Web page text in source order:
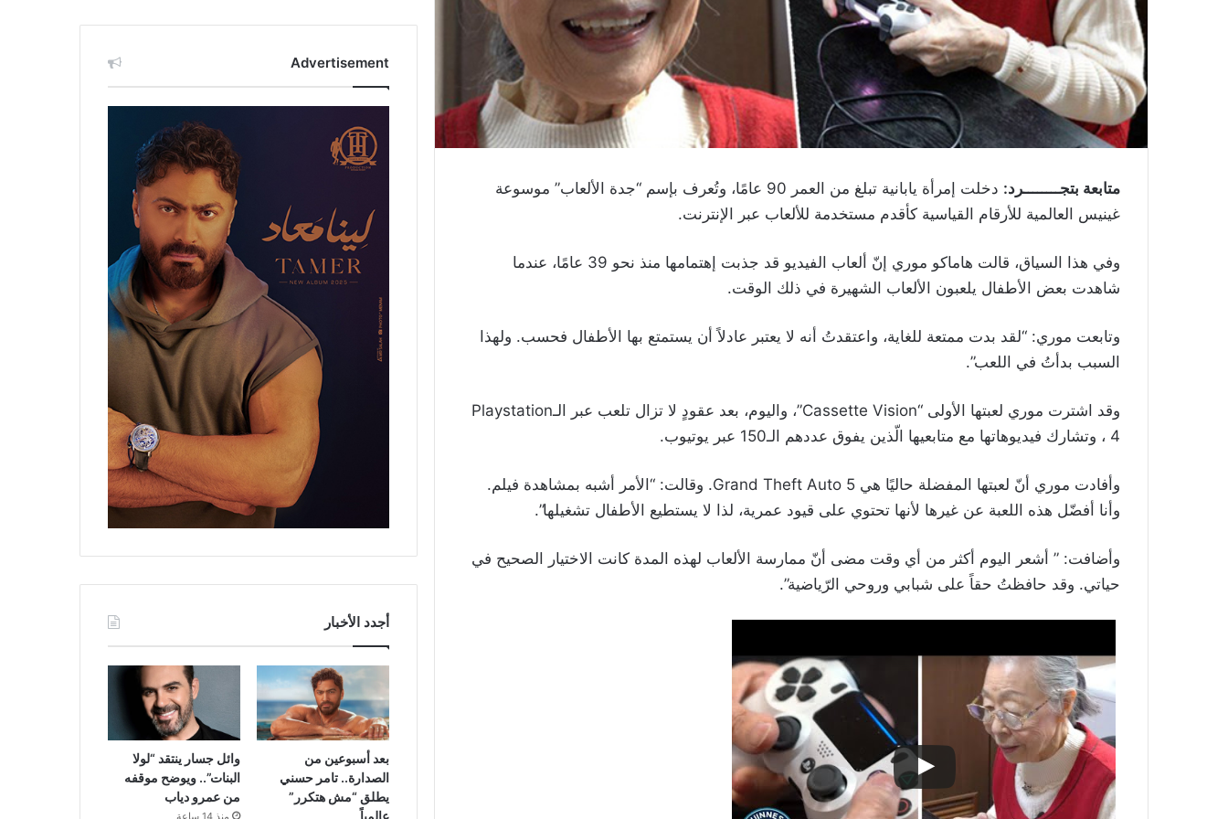
متابعة بتجــــــــرد:
دخلت إمرأة يابانية تبلغ من العمر 90 عامًا، وتُعرف بإسم “جدة الألعاب” موسوعة
غينيس العالمية للأرقام القياسية كأقدم مستخدمة للألعاب عبر الإنترنت.
وفي هذا السياق، قالت هاماكو موري إنّ ألعاب الفيديو قد جذبت إهتمامها منذ نحو 39 عامًا، عندما
شاهدت بعض الأطفال يلعبون الألعاب الشهيرة في ذلك الوقت.
وتابعت موري: “لقد بدت ممتعة للغاية، واعتقدتُ أنه لا يعتبر عادلاً أن يستمتع بها الأطفال فحسب. ولهذا
السبب بدأتُ في اللعب”.
وقد اشترت موري لعبتها الأولى “Cassette Vision”، واليوم، بعد عقودٍ لا تزال تلعب عبر الـPlaystation
4 ، وتشارك فيديوهاتها مع متابعيها الّذين يفوق عددهم الـ150 عبر يوتيوب.
وأفادت موري أنّ لعبتها المفضلة حاليًا هي Grand Theft Auto 5. وقالت: “الأمر أشبه بمشاهدة فيلم.
وأنا أفضّل هذه اللعبة عن غيرها لأنها تحتوي على قيود عمرية، لذا لا يستطيع الأطفال تشغيلها”.
وأضافت: ” أشعر اليوم أكثر من أي وقت مضى أنّ ممارسة الألعاب لهذه المدة كانت الاختيار الصحيح في
حياتي. وقد حافظتُ حقاً على شبابي وروحي الرّياضية”.
Advertisement
أجدد الأخبار
بعد أسبوعين من
الصدارة.. تامر حسني
يطلق “مش هتكرر”
عالمياً
وائل جسار ينتقد “لولا
البنات”.. ويوضح موقفه
من عمرو دياب
منذ 14 ساعة